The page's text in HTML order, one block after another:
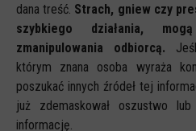
dana treść. Strach, gniew czy
szybkiego działania,
zmanipulowania odbiorcą.
którym znana osoba wyraża
poszukać innych źródeł tej
już zdemaskował oszustwo lub
informację.